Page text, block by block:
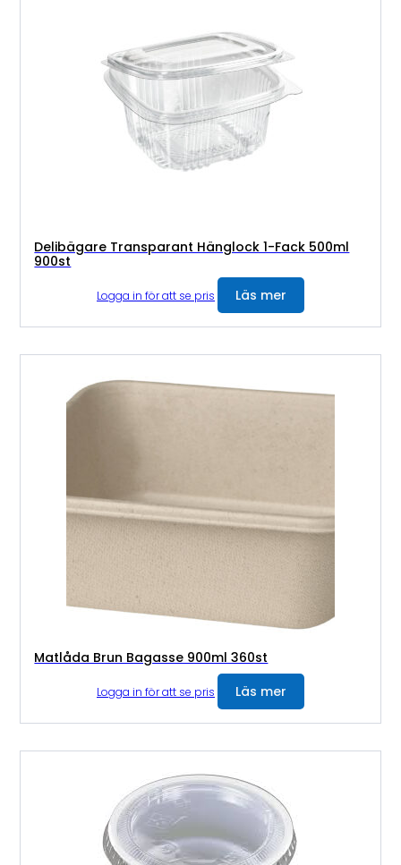
Delibägare Transparant Hänglock 1-Fack 500ml
900st
Logga in för att se pris Läs mer
Matlåda Brun Bagasse 900ml 360st
Logga in för att se pris Läs mer